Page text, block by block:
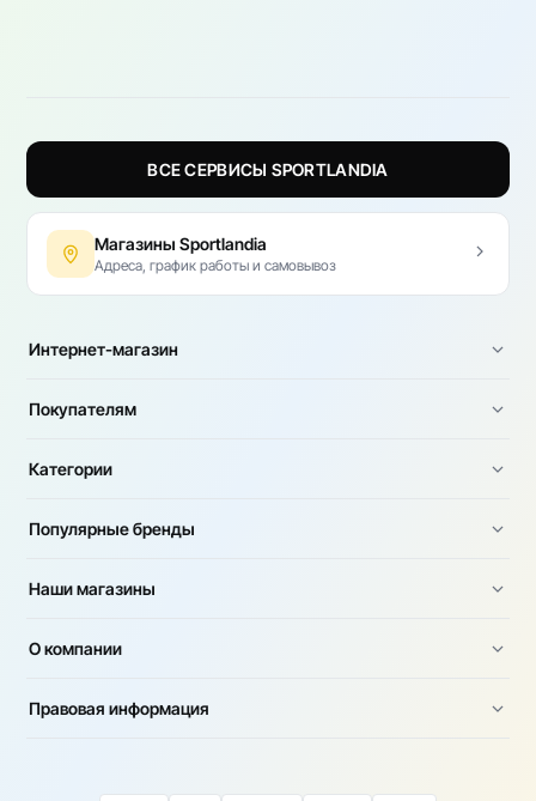
ВСЕ СЕРВИСЫ SPORTLANDIA
Магазины Sportlandia
Адреса, график работы и самовывоз
Интернет-магазин
Покупателям
Категории
Популярные бренды
Наши магазины
О компании
Правовая информация